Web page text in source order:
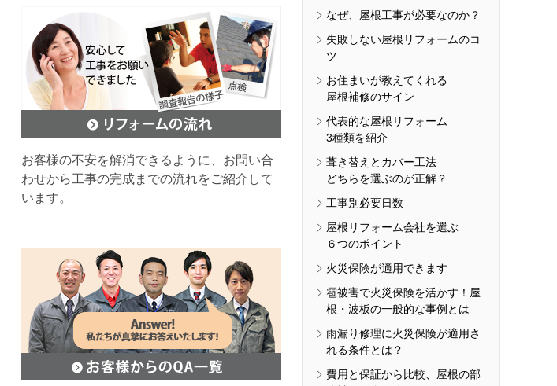
お客様の不安を解消できるように、お問い合
わせから工事の完成までの流れをご紹介して
います。
なぜ、屋根工事が必要なのか？
失敗しない屋根リフォームのコ
ツ
お住まいが教えてくれる
屋根補修のサイン
代表的な屋根リフォーム
3種類を紹介
葺き替えとカバー工法
どちらを選ぶのが正解？
工事別必要日数
屋根リフォーム会社を選ぶ
６つのポイント
火災保険が適用できます
雹被害で火災保険を活かす！屋
根・波板の一般的な事例とは
雨漏り修理に火災保険が適用さ
れる条件とは？
費用と保証から比較、屋根の部